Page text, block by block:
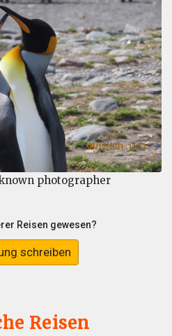
photographer
Reisen gewesen?
schreiben
Reisen